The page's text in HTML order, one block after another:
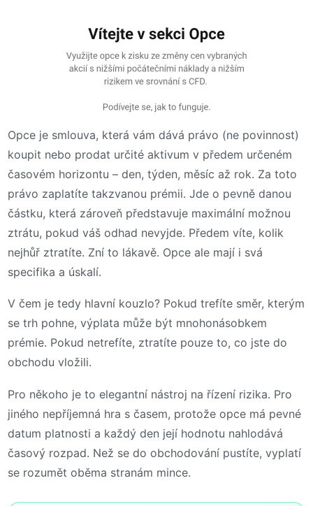
Opce je smlouva, která vám dává právo (ne povinnost)
koupit nebo prodat určité aktivum v předem určeném
časovém horizontu – den, týden, měsíc až rok. Za toto
právo zaplatíte takzvanou prémii. Jde o pevně danou
částku, která zároveň představuje maximální možnou
ztrátu, pokud váš odhad nevyjde. Předem víte, kolik
nejhůř ztratíte. Zní to lákavě. Opce ale mají i svá
specifika a úskalí.
V čem je tedy hlavní kouzlo? Pokud trefíte směr, kterým
se trh pohne, výplata může být mnohonásobkem
prémie. Pokud netrefíte, ztratíte pouze to, co jste do
obchodu vložili.
Pro někoho je to elegantní nástroj na řízení rizika. Pro
jiného nepříjemná hra s časem, protože opce má pevné
datum platnosti a každý den její hodnotu nahlodává
časový rozpad. Než se do obchodování pustíte, vyplatí
se rozumět oběma stranám mince.